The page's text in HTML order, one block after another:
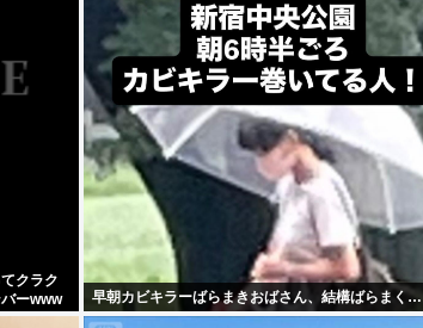
クラク
ーwww
早朝カビキラーばらまきおばさん、結構ばらまく…